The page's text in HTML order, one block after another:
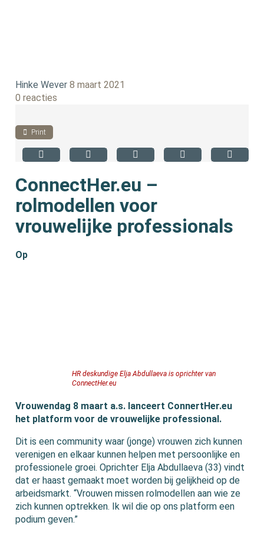
Hinke Wever 8 maart 2021
0 reacties
Print
ConnectHer.eu –
rolmodellen voor
vrouwelijke professionals
HR deskundige Elja Abdullaeva is oprichter van
ConnectHer.eu
Op
Vrouwendag 8 maart a.s. lanceert ConnertHer.eu
het platform voor de vrouwelijke professional.
Dit is een community waar (jonge) vrouwen zich kunnen
verenigen en elkaar kunnen helpen met persoonlijke en
professionele groei. Oprichter Elja Abdullaeva (33) vindt
dat er haast gemaakt moet worden bij gelijkheid op de
arbeidsmarkt. “Vrouwen missen rolmodellen aan wie ze
zich kunnen optrekken. Ik wil die op ons platform een
podium geven.”